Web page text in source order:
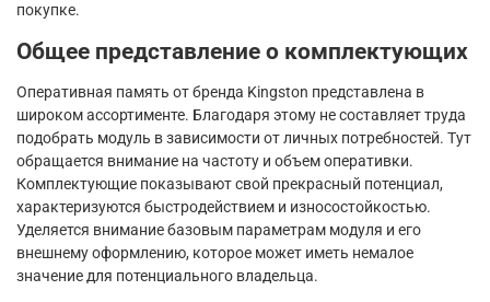
покупке.
Общее представление о комплектующих
Оперативная память от бренда Kingston представлена в
широком ассортименте. Благодаря этому не составляет труда
подобрать модуль в зависимости от личных потребностей. Тут
обращается внимание на частоту и объем оперативки.
Комплектующие показывают свой прекрасный потенциал,
характеризуются быстродействием и износостойкостью.
Уделяется внимание базовым параметрам модуля и его
внешнему оформлению, которое может иметь немалое
значение для потенциального владельца.